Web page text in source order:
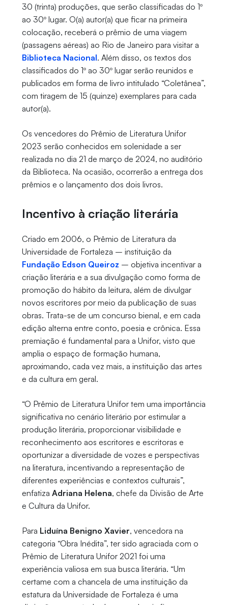
30 (trinta) produções, que serão classificadas do 1º
ao 30º lugar. O(a) autor(a) que ficar na primeira
colocação, receberá o prêmio de uma viagem
(passagens aéreas) ao Rio de Janeiro para visitar a
Biblioteca Nacional. Além disso, os textos dos
classificados do 1º ao 30º lugar serão reunidos e
publicados em forma de livro intitulado “Coletânea”,
com tiragem de 15 (quinze) exemplares para cada
autor(a).
Os vencedores do Prêmio de Literatura Unifor
2023 serão conhecidos em solenidade a ser
realizada no dia 21 de março de 2024, no auditório
da Biblioteca. Na ocasião, ocorrerão a entrega dos
prêmios e o lançamento dos dois livros.
Incentivo à criação literária
Criado em 2006, o Prêmio de Literatura da
Universidade de Fortaleza – instituição da
Fundação Edson Queiroz – objetiva incentivar a
criação literária e a sua divulgação como forma de
promoção do hábito da leitura, além de divulgar
novos escritores por meio da publicação de suas
obras. Trata-se de um concurso bienal, e em cada
edição alterna entre conto, poesia e crônica. Essa
premiação é fundamental para a Unifor, visto que
amplia o espaço de formação humana,
aproximando, cada vez mais, a instituição das artes
e da cultura em geral.
“O Prêmio de Literatura Unifor tem uma importância
significativa no cenário literário por estimular a
produção literária, proporcionar visibilidade e
reconhecimento aos escritores e escritoras e
oportunizar a diversidade de vozes e perspectivas
na literatura, incentivando a representação de
diferentes experiências e contextos culturais”,
enfatiza Adriana Helena, chefe da Divisão de Arte
e Cultura da Unifor.
Para Liduína Benigno Xavier, vencedora na
categoria “Obra Inédita”, ter sido agraciada com o
Prêmio de Literatura Unifor 2021 foi uma
experiência valiosa em sua busca literária. “Um
certame com a chancela de uma instituição da
estatura da Universidade de Fortaleza é uma